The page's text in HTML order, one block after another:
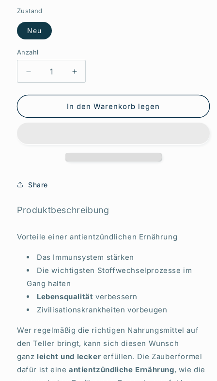
Zustand
Neu
Anzahl
Verringere
die
Menge
Die
antientzündlichen
Mehr
Schmerzen,
jung
bleiben
|
SPIEGEL
Bestseller
Platz
Erhöhe
die
Menge
für
Die
Mehr
Schmerzen,
jung
bleiben
Bestseller
Platz
In den Warenkorb legen
Share
Produktbeschreibung
Vorteile einer antientzündlichen Ernährung
Das Immunsystem stärken
Die wichtigsten Stoffwechselprozesse im
Gang halten
Lebensqualität verbessern
Zivilisationskrankheiten vorbeugen
Wer regelmäßig die richtigen Nahrungsmittel auf
den Teller bringt, kann sich diesen Wunsch
ganz leicht und lecker erfüllen. Die Zauberformel
dafür ist eine antientzündliche Ernährung, wie die